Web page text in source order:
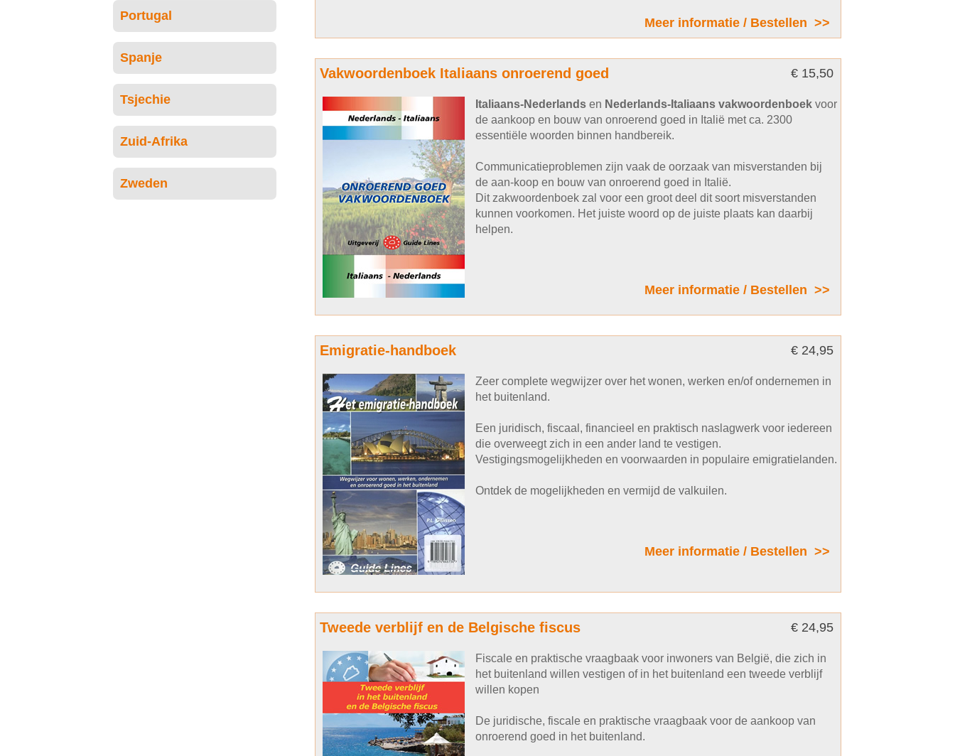
Portugal
Spanje
Tsjechie
Zuid-Afrika
Zweden
Meer informatie / Bestellen >>
€ 15,50
Vakwoordenboek Italiaans onroerend goed
Italiaans-Nederlands en Nederlands-Italiaans vakwoordenboek voor
de aankoop en bouw van onroerend goed in Italië met ca. 2300
essentiële woorden binnen handbereik.
Communicatieproblemen zijn vaak de oorzaak van misverstanden bij
de aan-koop en bouw van onroerend goed in Italië.
Dit zakwoordenboek zal voor een groot deel dit soort misverstanden
kunnen voorkomen. Het juiste woord op de juiste plaats kan daarbij
helpen.
Meer informatie / Bestellen >>
€ 24,95
Emigratie-handboek
Zeer complete wegwijzer over het wonen, werken en/of ondernemen in
het buitenland.
Een juridisch, fiscaal, financieel en praktisch naslagwerk voor iedereen
die overweegt zich in een ander land te vestigen.
Vestigingsmogelijkheden en voorwaarden in populaire emigratielanden.
Ontdek de mogelijkheden en vermijd de valkuilen.
Meer informatie / Bestellen >>
€ 24,95
Tweede verblijf en de Belgische fiscus
Fiscale en praktische vraagbaak voor inwoners van België, die zich in
het buitenland willen vestigen of in het buitenland een tweede verblijf
willen kopen
De juridische, fiscale en praktische vraagbaak voor de aankoop van
onroerend goed in het buitenland.